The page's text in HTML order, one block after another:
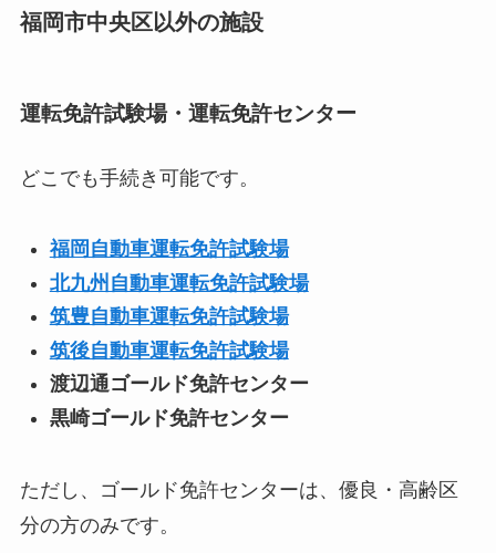
福岡市中央区以外の施設
運転免許試験場・運転免許センター
どこでも手続き可能です。
福岡自動車運転免許試験場
北九州自動車運転免許試験場
筑豊自動車運転免許試験場
筑後自動車運転免許試験場
渡辺通ゴールド免許センター
黒崎ゴールド免許センター
ただし、ゴールド免許センターは、優良・高齢区
分の方のみです。